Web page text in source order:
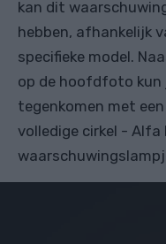
kan dit
hebben, afhankelijk
specifieke model.
op de hoofdfoto kun
tegenkomen met
volledige cirkel -